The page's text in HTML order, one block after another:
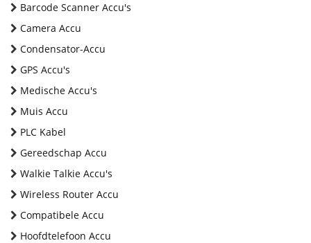
Barcode Scanner Accu's
Camera Accu
Condensator-Accu
GPS Accu's
Medische Accu's
Muis Accu
PLC Kabel
Gereedschap Accu
Walkie Talkie Accu's
Wireless Router Accu
Compatibele Accu
Hoofdtelefoon Accu